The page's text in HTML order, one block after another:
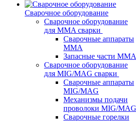
Сварочное оборудование
Сварочное оборудование
для MMA сварки
Сварочные аппараты
MMA
Запасные части MMA
Сварочное оборудование
для MIG/MAG сварки
Сварочные аппараты
MIG/MAG
Механизмы подачи
проволоки MIG/MAG
Сварочные горелки